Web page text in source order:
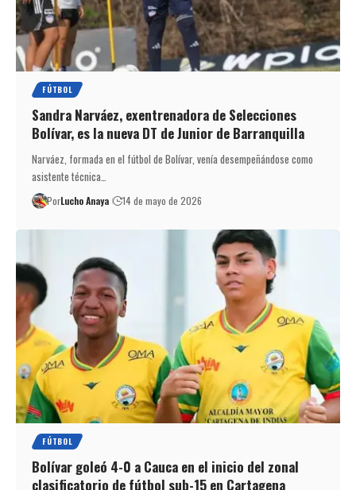
FÚTBOL
Sandra Narváez, exentrenadora de Selecciones
Bolívar, es la nueva DT de Junior de Barranquilla
Narváez, formada en el fútbol de Bolívar, venía desempeñándose como
asistente técnica…
PorLucho Anaya 14 de mayo de 2026
FÚTBOL
Bolívar goleó 4-0 a Cauca en el inicio del zonal
clasificatorio de fútbol sub-15 en Cartagena